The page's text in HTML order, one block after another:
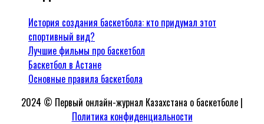
История создания баскетбола: кто придумал этот
спортивный вид?
Лучшие фильмы про баскетбол
Баскетбол в Астане
Основные правила баскетбола
2024 © Первый онлайн-журнал Казахстана о баскетболе |
Политика конфиденциальности